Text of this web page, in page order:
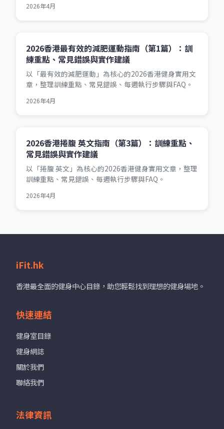
2026年4月
2026香港最有效的減肥運動指南（第1篇）：訓
練重點、常見錯誤與實作建議
以「最有效的減肥運動」為核心的2026香港健身實用文
章，整理訓練重點、常見錯誤、每週執行步驟與FAQ。
2026年4月
2026香港捲腹 英文指南（第3篇）：訓練重點、
常見錯誤與實作建議
以「捲腹 英文」為核心的2026香港健身實用文章，整理
訓練重點、常見錯誤、每週執行步驟與FAQ。
2026年4月
iFit.hk
香港最全面的健身中心目錄，助您輕鬆找到理想的健身場地。
快速連結
健身室目錄
健身網誌
關於我們
聯絡我們
法律資訊